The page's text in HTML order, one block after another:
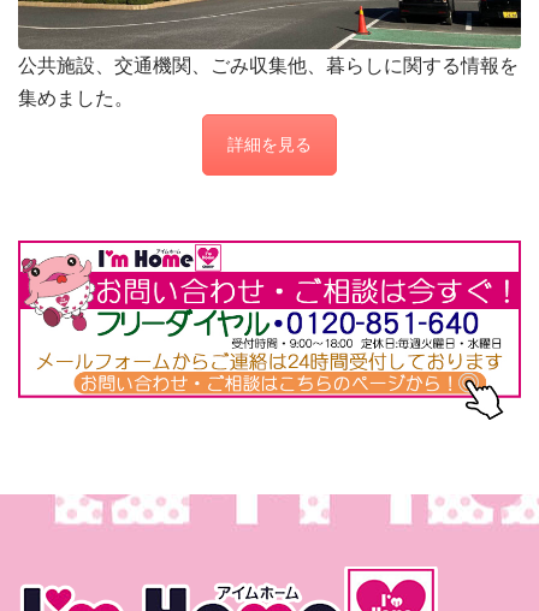
公共施設、交通機関、ごみ収集他、暮らしに関する情報を
集めました。
詳細を見る